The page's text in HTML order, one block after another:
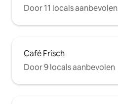
Door 11 locals aanbevolen
Café Frisch
Door 9 locals aanbevolen